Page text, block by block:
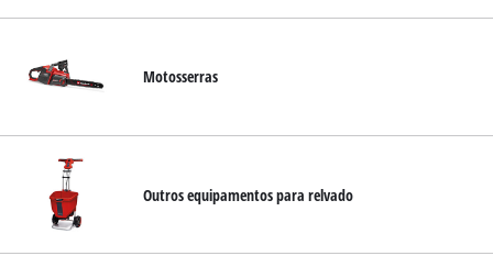
Motosserras
Outros equipamentos para relvado